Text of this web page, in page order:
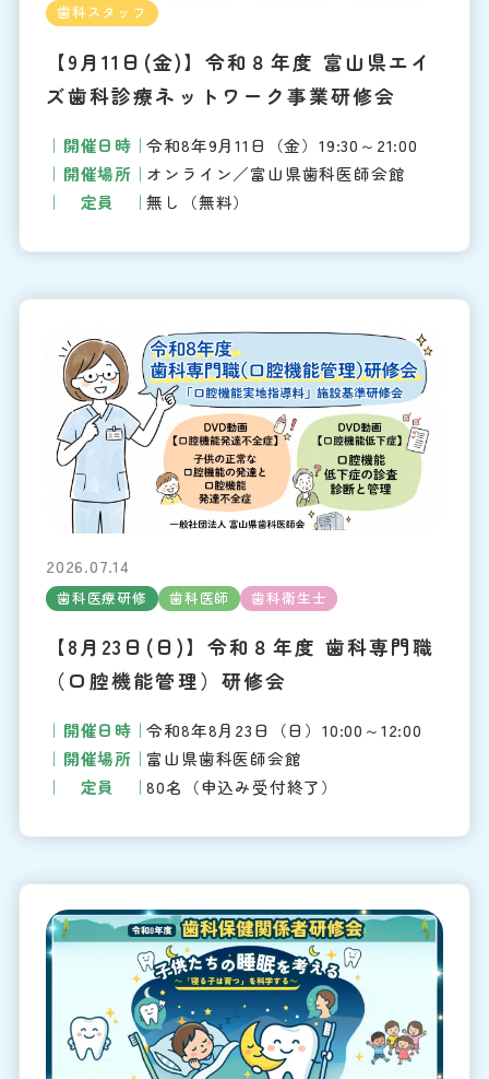
歯科スタッフ
【9月11日(金)】令和８年度 富山県エイ
ズ歯科診療ネットワーク事業研修会
開催日時
令和8年9月11日（金）19:30～21:00
開催場所
オンライン／富山県歯科医師会館
定員
無し（無料）
2026.07.14
歯科医療研修 歯科医師 歯科衛生士
【8月23日(日)】令和８年度 歯科専門職
（口腔機能管理）研修会
開催日時
令和8年8月23日（日）10:00～12:00
開催場所
富山県歯科医師会館
定員
80名（申込み受付終了）